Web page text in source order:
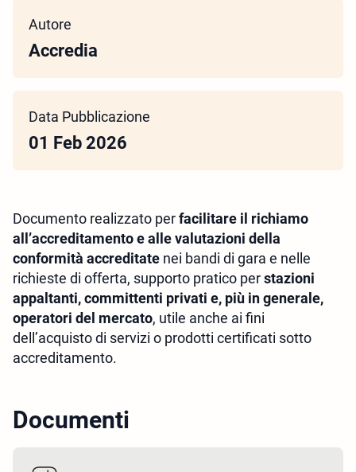
Autore
Accredia
Data Pubblicazione
01 Feb 2026
Documento realizzato perfacilitare il richiamo
all’accreditamento e alle valutazioni della
conformità accreditate nei bandi di gara e nelle
richieste di offerta, supporto pratico perstazioni
appaltanti, committenti privati e, più in generale,
operatori del mercato, utile anche ai fini
dell’acquisto di servizi o prodotti certificati sotto
accreditamento.
Documenti